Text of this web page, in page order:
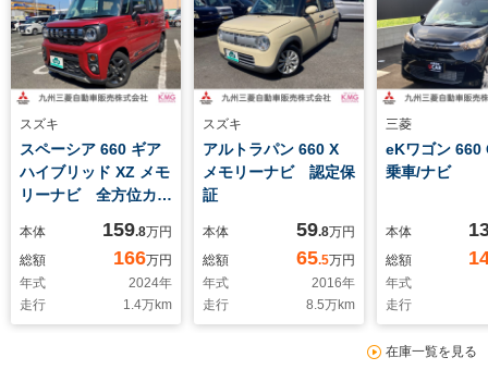
スズキ
スペーシア 660 ギア
ハイブリッド XZ メモ
リーナビ 全方位カメ
本体 159.8万円
総額
166万円
年式
2024年
走行
1.4万km
スズキ
アルトラパン 660 X
メモリーナビ 認定保
証
本体 59.8万円
総額
65.5万円
年式
2016年
走行
8.5万km
三菱
eKワゴン 660
乗車/ナビ
本体
総額
年式
走行
在庫一覧を見る